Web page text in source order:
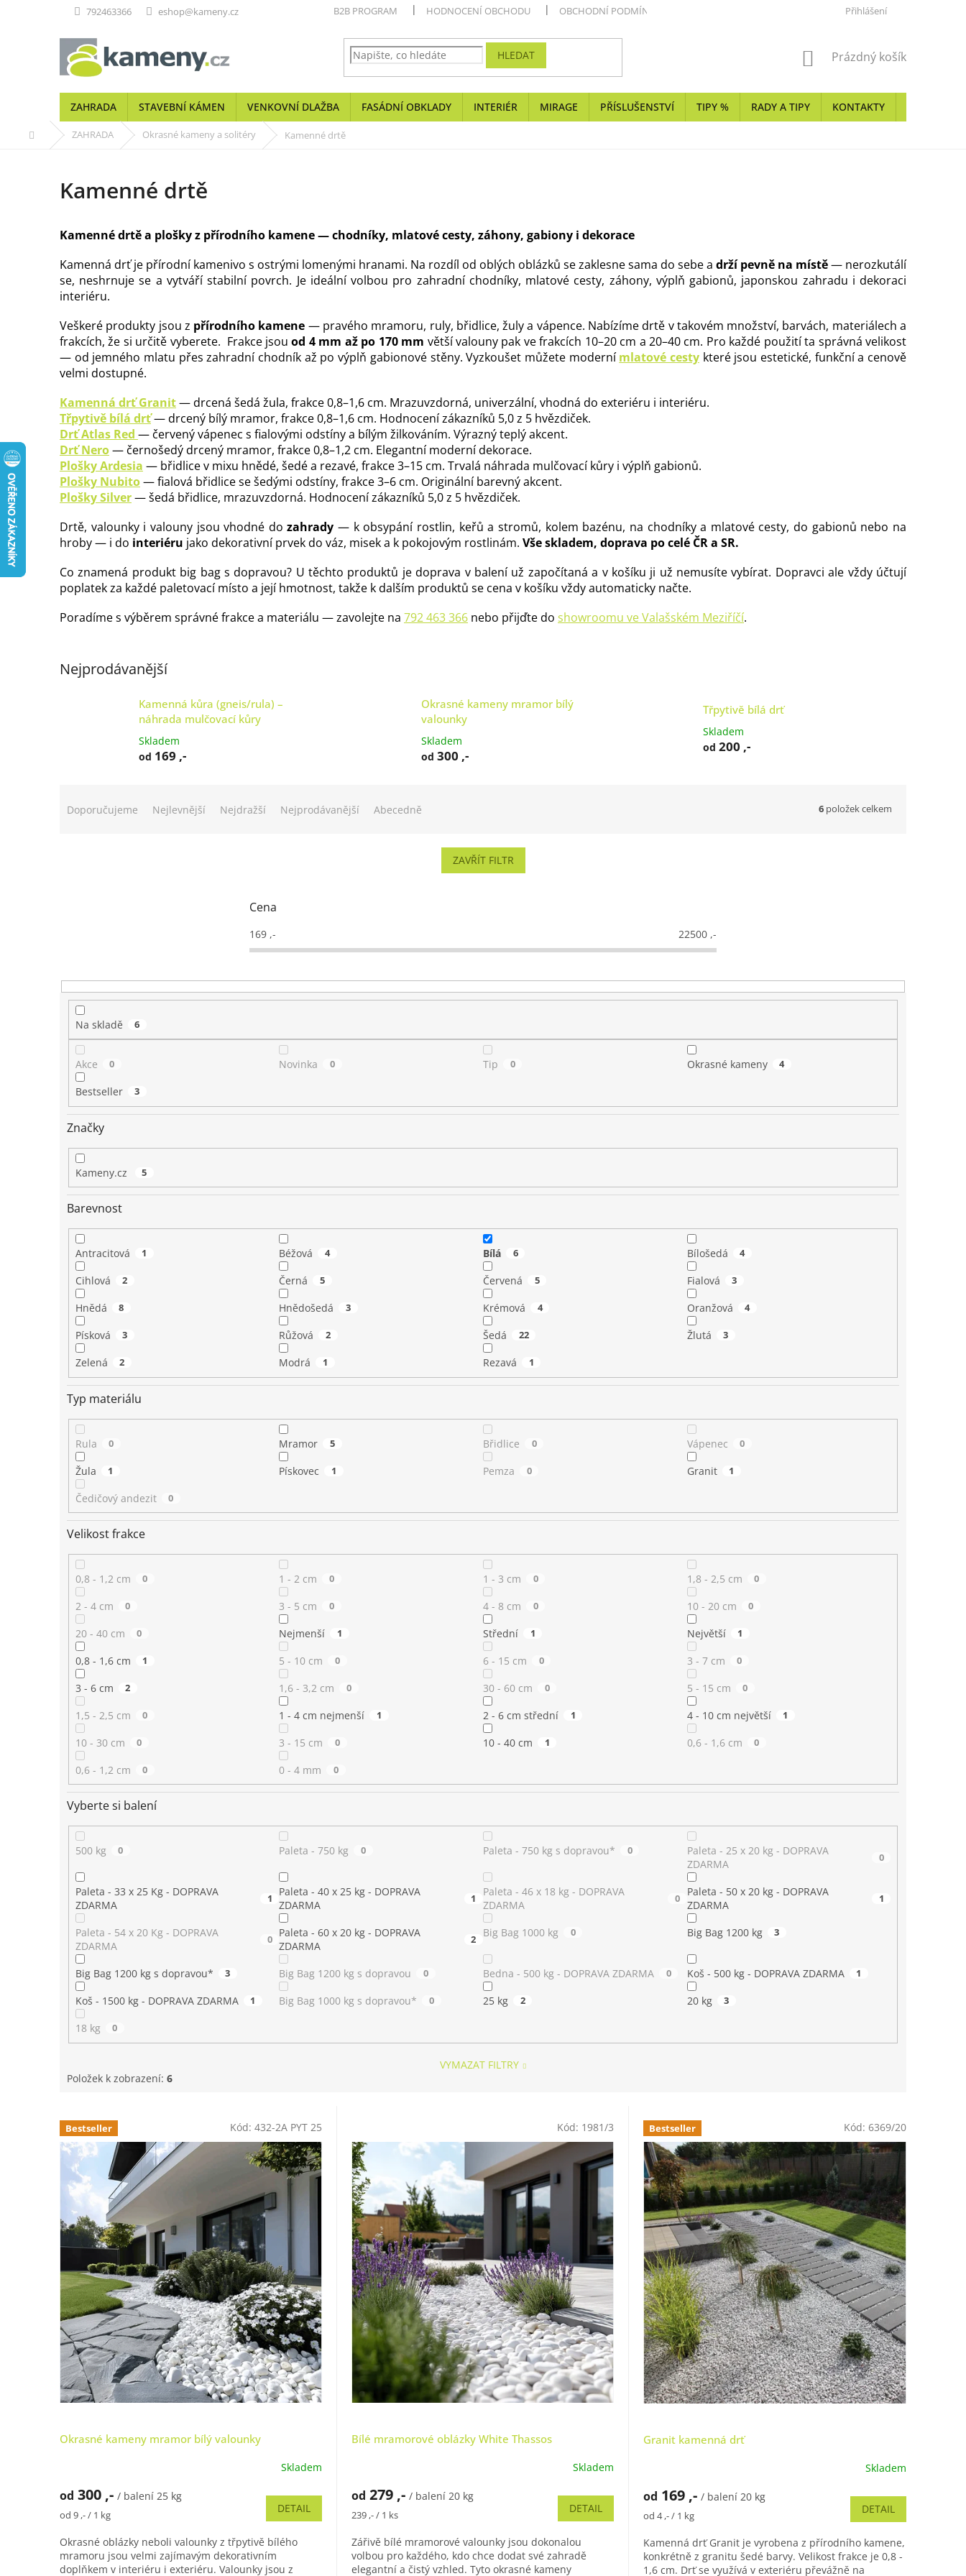
792463366 eshop@kameny.cz B2B PROGRAM HODNOCENÍ OBCHODU OBCHODNÍ PODMÍNKY REALIZÁTOŘI Z PŘÍRODNÍHO KAMENE,
Přihlášení
HLEDAT
NÁKUPNÍ
Prázdný košík
ZAHRADA STAVEBNÍ KÁMEN VENKOVNÍ DLAŽBA FASÁDNÍ OBKLADY INTERIÉR MIRAGE PŘÍSLUŠENSTVÍ TIPY % RADY A TIPY KONTAKTY
Domů ZAHRADA Okrasné kameny a solitéry Kamenné drtě
Kamenné drtě
Kamenné drtě a plošky z přírodního kamene — chodníky, mlatové cesty, záhony, gabiony i dekorace
Kamenná drť je přírodní kamenivo s ostrými lomenými hranami. Na rozdíl od oblých oblázků se zaklesne sama do sebe a drží pevně na místě— nerozkutálí
se, neshrnuje se a vytváří stabilní povrch. Je ideální volbou pro zahradní chodníky, mlatové cesty, záhony, výplň gabionů, japonskou zahradu i dekoraci
interiéru.
Veškeré produkty jsou z přírodního kamene — pravého mramoru, ruly, břidlice, žuly a vápence. Nabízíme drtě v takovém množství, barvách, materiálech a
frakcích, že si určitě vyberete. Frakce jsouod 4 mm až po 170 mm větší valouny pak ve frakcích 10–20 cm a 20–40 cm. Pro každé použití ta správná velikost
— od jemného mlatu přes zahradní chodník až po výplň gabionové stěny. Vyzkoušet můžete modernímlatové cestykteré jsou estetické, funkční a cenově
velmi dostupné.
Kamenná drť Granit— drcená šedá žula, frakce 0,8–1,6 cm. Mrazuvzdorná, univerzální, vhodná do exteriéru i interiéru.
Třpytivě bílá drť— drcený bílý mramor, frakce 0,8–1,6 cm. Hodnocení zákazníků 5,0 z 5 hvězdiček.
Drť Atlas Red — červený vápenec s fialovými odstíny a bílým žilkováním. Výrazný teplý akcent.
Drť Nero— černošedý drcený mramor, frakce 0,8–1,2 cm. Elegantní moderní dekorace.
Plošky Ardesia — břidlice v mixu hnědé, šedé a rezavé, frakce 3–15 cm. Trvalá náhrada mulčovací kůry i výplň gabionů.
Plošky Nubito— fialová břidlice se šedými odstíny, frakce 3–6 cm. Originální barevný akcent.
Plošky Silver— šedá břidlice, mrazuvzdorná. Hodnocení zákazníků 5,0 z 5 hvězdiček.
Drtě, valounky i valouny jsou vhodné dozahrady — k obsypání rostlin, keřů a stromů, kolem bazénu, na chodníky a mlatové cesty, do gabionů nebo na
hroby — i do interiéru jako dekorativní prvek do váz, misek a k pokojovým rostlinám. Vše skladem, doprava po celé ČR a SR.
Co znamená produkt big bag s dopravou? U těchto produktů je doprava v balení už započítaná a v košíku ji už nemusíte vybírat. Dopravci ale vždy účtují
poplatek za každé paletovací místo a její hmotnost, takže k dalším produktů se cena v košíku vždy automaticky načte.
Poradíme s výběrem správné frakce a materiálu — zavolejte na 792 463 366 nebo přijďte do showroomu ve Valašském Meziříčí.
Nejprodávanější
Kamenná kůra (gneis/rula) –
náhrada mulčovací kůry
Skladem
od 169 ,-
Okrasné kameny mramor bílý
valounky
Skladem
od 300 ,-
Třpytivě bílá drť
Skladem
od 200 ,-
t
ů
Doporučujeme Nejlevnější Nejdražší Nejprodávanější Abecedně 6 položek celkem
ZAVŘÍT FILTR
Cena
169 ,- 22500 ,-
Na skladě 6
Akce 0 Novinka 0 Tip 0 Okrasné kameny 4
Bestseller 3
Značky
Kameny.cz 5
Barevnost
Antracitová 1 Béžová 4 Bílá 6 Bílošedá 4
Cihlová 2 Černá 5 Červená 5 Fialová 3
Hnědá 8 Hnědošedá 3 Krémová 4 Oranžová 4
Písková 3 Růžová 2 Šedá 22 Žlutá 3
Zelená 2 Modrá 1 Rezavá 1
Typ materiálu
Rula 0 Mramor 5 Břidlice 0 Vápenec 0
Žula 1 Pískovec 1 Pemza 0 Granit 1
Čedičový andezit 0
Velikost frakce
0,8 - 1,2 cm 0 1 - 2 cm 0 1 - 3 cm 0 1,8 - 2,5 cm 0
2 - 4 cm 0 3 - 5 cm 0 4 - 8 cm 0 10 - 20 cm 0
20 - 40 cm 0 Nejmenší 1 Střední 1 Největší 1
0,8 - 1,6 cm 1 5 - 10 cm 0 6 - 15 cm 0 3 - 7 cm 0
3 - 6 cm 2 1,6 - 3,2 cm 0 30 - 60 cm 0 5 - 15 cm 0
1,5 - 2,5 cm 0 1 - 4 cm nejmenší 1 2 - 6 cm střední 1 4 - 10 cm největší 1
10 - 30 cm 0 3 - 15 cm 0 10 - 40 cm 1 0,6 - 1,6 cm 0
0,6 - 1,2 cm 0 0 - 4 mm 0
Vyberte si balení
500 kg 0 Paleta - 750 kg 0 Paleta - 750 kg s dopravou* 0
Paleta - 25 x 20 kg - DOPRAVA
ZDARMA
0
Paleta - 33 x 25 Kg - DOPRAVA
ZDARMA
1
Paleta - 40 x 25 kg - DOPRAVA
ZDARMA
1
Paleta - 46 x 18 kg - DOPRAVA
ZDARMA
0
Paleta - 50 x 20 kg - DOPRAVA
ZDARMA
1
Paleta - 54 x 20 Kg - DOPRAVA
ZDARMA
0 Paleta - 60 x 20 kg - DOPRAVA
ZDARMA
2 Big Bag 1000 kg 0 Big Bag 1200 kg 3
Big Bag 1200 kg s dopravou* 3 Big Bag 1200 kg s dopravou 0 Bedna - 500 kg - DOPRAVA ZDARMA 0 Koš - 500 kg - DOPRAVA ZDARMA 1
Koš - 1500 kg - DOPRAVA ZDARMA 1 Big Bag 1000 kg s dopravou* 0 25 kg 2 20 kg 3
18 kg 0
VYMAZAT FILTRY
Položek k zobrazení: 6
p
o
d
k
t
ů
Bestseller
Okrasné kameny mramor bílý valounky
produktu
4,8
z
5
hvězdiček.
Skladem
od 300 ,- / balení 25 kg
Měrná
od 9 ,- / 1 kg DETAIL
Okrasné oblázky neboli valounky z třpytivě bílého
mramoru jsou velmi zajímavým dekorativním
doplňkem v interiéru i exteriéru. Valounky jsou z
Kód: 432-2A PYT 25
Bílé mramorové oblázky White Thassos
produktu
je
5,0
z
5
hvězdiček.
Skladem
od 279 ,- / balení 20 kg
Měrná
239 ,- / 1 ks DETAIL
Zářivě bílé mramorové valounky jsou dokonalou
volbou pro každého, kdo chce dodat své zahradě
elegantní a čistý vzhled. Tyto okrasné kameny
Kód: 1981/3 Bestseller
Granit kamenná drť
produktu
5,0
z
5
hvězdiček.
Skladem
od 169 ,- / balení 20 kg
Měrná
od 4 ,- / 1 kg DETAIL
Kamenná drť Granit je vyrobena z přírodního kamene,
konkrétně z granitu šedé barvy. Velikost frakce je 0,8 -
1,6 cm. Drť se využívá v exteriéru převážně na
Kód: 6369/20